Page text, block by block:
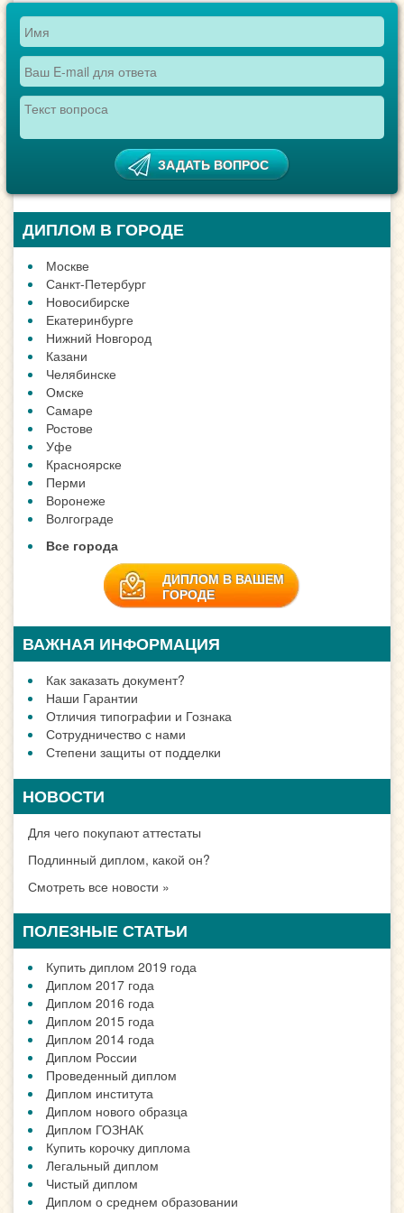
ДИПЛОМ В ГОРОДЕ
Москве
Санкт-Петербург
Новосибирске
Екатеринбурге
Нижний Новгород
Казани
Челябинске
Омске
Самаре
Ростове
Уфе
Красноярске
Перми
Воронеже
Волгограде
Все города
ДИПЛОМ В ВАШЕМ
ГОРОДЕ
ВАЖНАЯ ИНФОРМАЦИЯ
Как заказать документ?
Наши Гарантии
Отличия типографии и Гознака
Сотрудничество с нами
Степени защиты от подделки
НОВОСТИ
Для чего покупают аттестаты
Подлинный диплом, какой он?
Смотреть все новости »
ПОЛЕЗНЫЕ СТАТЬИ
Купить диплом 2019 года
Диплом 2017 года
Диплом 2016 года
Диплом 2015 года
Диплом 2014 года
Диплом России
Проведенный диплом
Диплом института
Диплом нового образца
Диплом ГОЗНАК
Купить корочку диплома
Легальный диплом
Чистый диплом
Диплом о среднем образовании